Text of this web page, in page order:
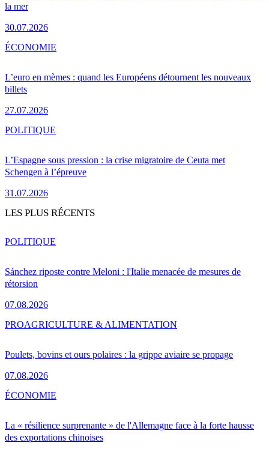
la mer
30.07.2026
L’euro en mèmes : quand les Européens détournent les nouveaux
billets
27.07.2026
ÉCONOMIE
L’Espagne sous pression : la crise migratoire de Ceuta met
Schengen à l’épreuve
31.07.2026
POLITIQUE
LES PLUS RÉCENTS
Sánchez riposte contre Meloni : l'Italie menacée de mesures de
rétorsion
07.08.2026
POLITIQUE
Poulets, bovins et ours polaires : la grippe aviaire se propage
07.08.2026
PROAGRICULTURE & ALIMENTATION
La « résilience surprenante » de l'Allemagne face à la forte hausse
des exportations chinoises
ÉCONOMIE